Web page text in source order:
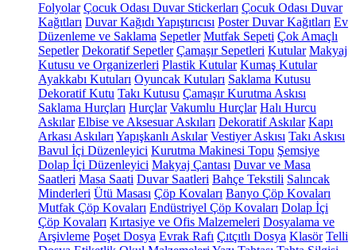
Folyolar Çocuk Odası Duvar Stickerları Çocuk Odası Duvar
Kağıtları Duvar Kağıdı Yapıştırıcısı Poster Duvar Kağıtları Ev
Düzenleme ve Saklama Sepetler Mutfak Sepeti Çok Amaçlı
Sepetler Dekoratif Sepetler Çamaşır Sepetleri Kutular Makyaj
Kutusu ve Organizerleri Plastik Kutular Kumaş Kutular
Ayakkabı Kutuları Oyuncak Kutuları Saklama Kutusu
Dekoratif Kutu Takı Kutusu Çamaşır Kurutma Askısı
Saklama Hurçları Hurçlar Vakumlu Hurçlar Halı Hurcu
Askılar Elbise ve Aksesuar Askıları Dekoratif Askılar Kapı
Arkası Askıları Yapışkanlı Askılar Vestiyer Askısı Takı Askısı
Bavul İçi Düzenleyici Kurutma Makinesi Topu Şemsiye
Dolap İçi Düzenleyici Makyaj Çantası Duvar ve Masa
Saatleri Masa Saati Duvar Saatleri Bahçe Tekstili Salıncak
Minderleri Ütü Masası Çöp Kovaları Banyo Çöp Kovaları
Mutfak Çöp Kovaları Endüstriyel Çöp Kovaları Dolap İçi
Çöp Kovaları Kırtasiye ve Ofis Malzemeleri Dosyalama ve
Arşivleme Poşet Dosya Evrak Rafı Çıtçıtlı Dosya Klasör Telli